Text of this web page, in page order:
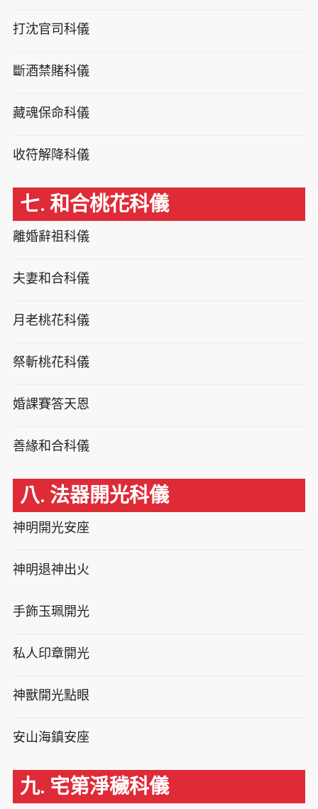
打沈官司科儀
斷酒禁賭科儀
藏魂保命科儀
收符解降科儀
七. 和合桃花科儀
離婚辭祖科儀
夫妻和合科儀
月老桃花科儀
祭斬桃花科儀
婚課賽答天恩
善緣和合科儀
八. 法器開光科儀
神明開光安座
神明退神出火
手飾玉珮開光
私人印章開光
神獸開光點眼
安山海鎮安座
九. 宅第淨穢科儀